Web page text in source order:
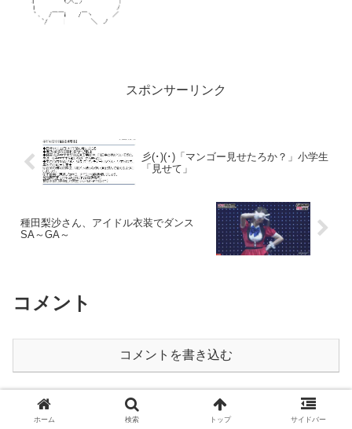
スポンサーリンク
彡(･)(･)「マンゴー見せたろか？」小学生
「見せて」
種田梨沙さん、アイドル衣装でダンス
SA～GA～
コメント
コメントを書き込む
ホーム 彡(ﾟ)(ﾟ)で学ぶ
ホーム 検索 トップ サイドバー